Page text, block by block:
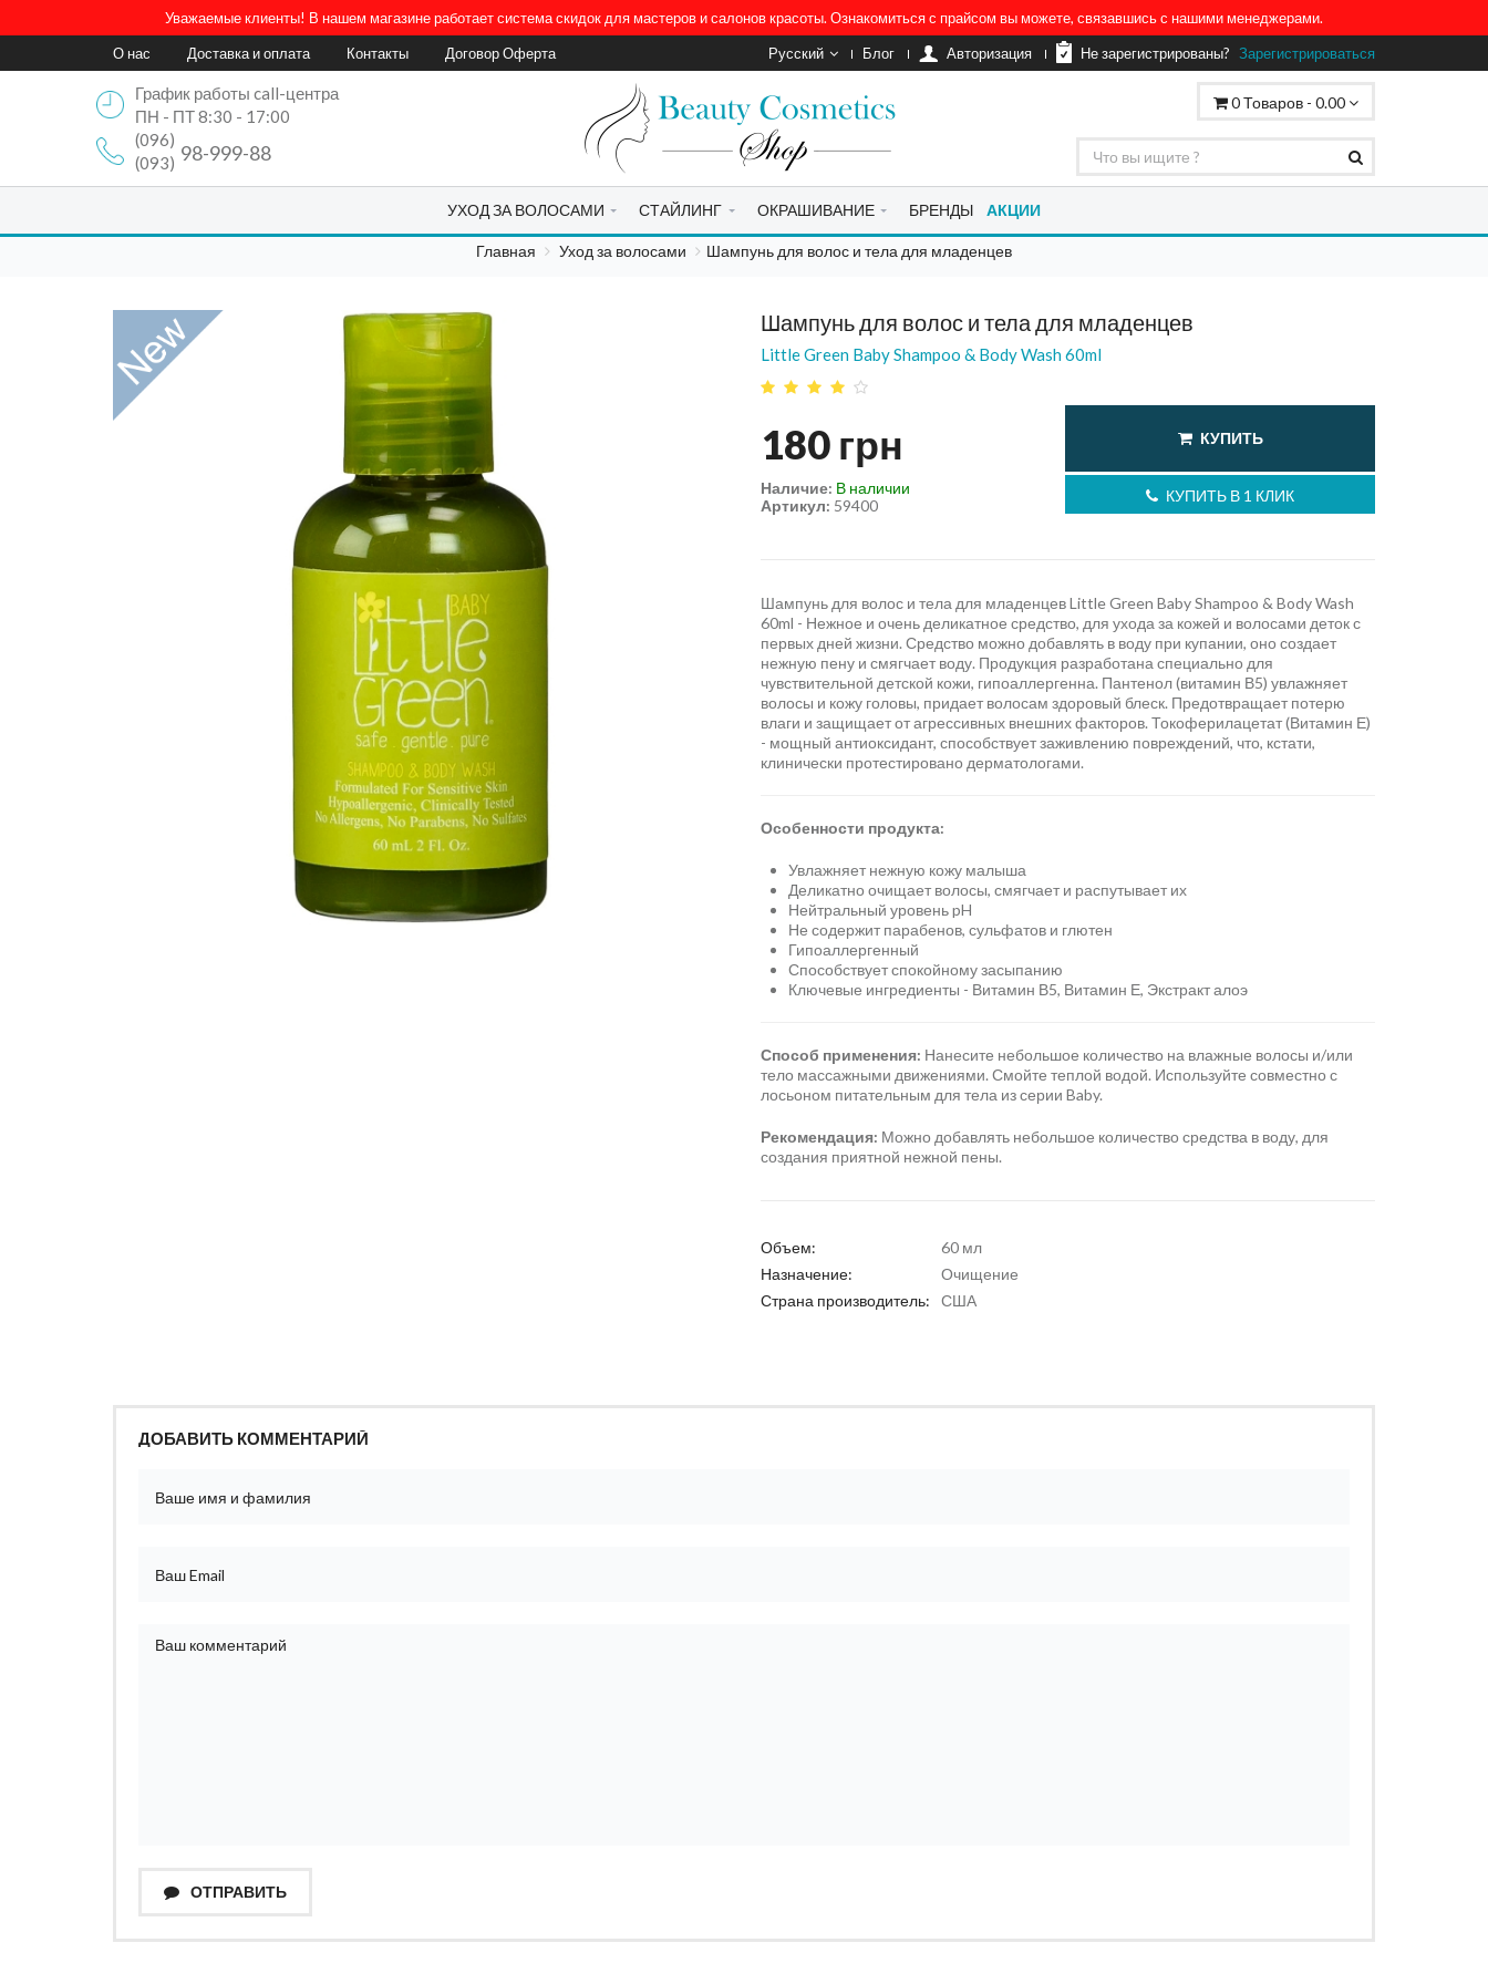
Уважаемые клиенты! В нашем магазине работает система скидок для мастеров и салонов красоты. Ознакомиться с прайсом вы можете, связавшись с нашими менеджерами.
О нас
Доставка и оплата Контакты Договор Оферта Русский Блог Авторизация Не зарегистрированы? Зарегистрироваться
График работы call-центра
ПН - ПТ 8:30 - 17:00
(096)
98-999-88
(093)
0Товаров - 0.00
УХОД ЗА ВОЛОСАМИ СТАЙЛИНГ ОКРАШИВАНИЕ БРЕНДЫ АКЦИИ
Главная Уход за волосами Шампунь для волос и тела для младенцев
Шампунь для волос и тела для младенцев
Little Green Baby Shampoo & Body Wash 60ml
180 грн КУПИТЬ
КУПИТЬ В 1 КЛИК
Артикул: 59400
Наличие: В наличии
Шампунь для волос и тела для младенцев Little Green Baby Shampoo & Body Wash
60ml - Нежное и очень деликатное средство, для ухода за кожей и волосами деток с
первых дней жизни. Средство можно добавлять в воду при купании, оно создает
нежную пену и смягчает воду. Продукция разработана специально для
чувствительной детской кожи, гипоаллергенна. Пантенол (витамин В5) увлажняет
волосы и кожу головы, придает волосам здоровый блеск. Предотвращает потерю
влаги и защищает от агрессивных внешних факторов. Токоферилацетат (Витамин Е)
- мощный антиоксидант, способствует заживлению повреждений, что, кстати,
клинически протестировано дерматологами.
Особенности продукта:
Увлажняет нежную кожу малыша
Деликатно очищает волосы, смягчает и распутывает их
Нейтральный уровень pH
Не содержит парабенов, сульфатов и глютен
Гипоаллергенный
Способствует спокойному засыпанию
Ключевые ингредиенты - Витамин В5, Витамин Е, Экстракт алоэ
Способ применения: Нанесите небольшое количество на влажные волосы и/или
тело массажными движениями. Смойте теплой водой. Используйте совместно с
лосьоном питательным для тела из серии Baby.
Рекомендация: Можно добавлять небольшое количество средства в воду, для
создания приятной нежной пены.
Объем:
60 мл
Назначение:
Очищение
Страна производитель:
США
ДОБАВИТЬ КОММЕНТАРИЙ
ОТПРАВИТЬ